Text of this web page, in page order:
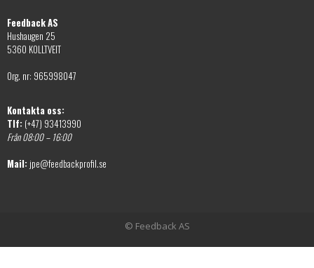
Feedback AS
Hushaugen 25
5360 KOLLTVEIT
Org. nr: 965998047
Kontakta oss:
Tlf: (+47) 93413990
Från 08:00 – 16:00
Mail: jpe@feedbackprofil.se
© Feedback AS